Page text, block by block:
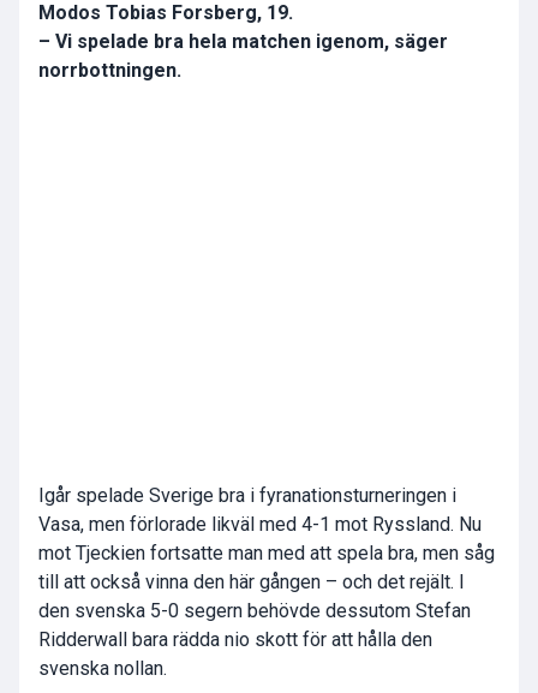
Modos Tobias Forsberg, 19.
– Vi spelade bra hela matchen igenom, säger
norrbottningen.
Igår spelade Sverige bra i fyranationsturneringen i
Vasa, men förlorade likväl med 4-1 mot Ryssland. Nu
mot Tjeckien fortsatte man med att spela bra, men såg
till att också vinna den här gången – och det rejält. I
den svenska 5-0 segern behövde dessutom Stefan
Ridderwall bara rädda nio skott för att hålla den
svenska nollan.